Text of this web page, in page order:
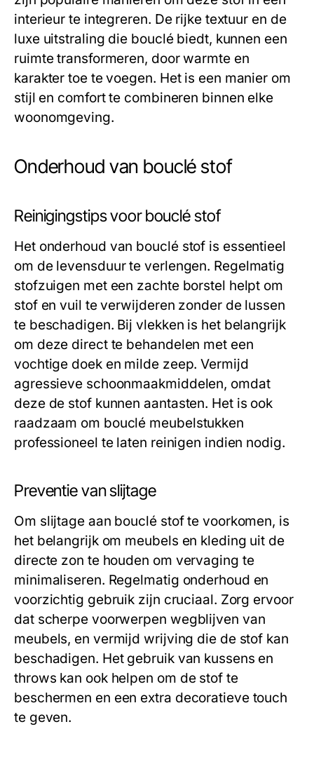
interieur te integreren. De rijke textuur en de
luxe uitstraling die bouclé biedt, kunnen een
ruimte transformeren, door warmte en
karakter toe te voegen. Het is een manier om
stijl en comfort te combineren binnen elke
woonomgeving.
Onderhoud van bouclé stof
Reinigingstips voor bouclé stof
Het onderhoud van bouclé stof is essentieel
om de levensduur te verlengen. Regelmatig
stofzuigen met een zachte borstel helpt om
stof en vuil te verwijderen zonder de lussen
te beschadigen. Bij vlekken is het belangrijk
om deze direct te behandelen met een
vochtige doek en milde zeep. Vermijd
agressieve schoonmaakmiddelen, omdat
deze de stof kunnen aantasten. Het is ook
raadzaam om bouclé meubelstukken
professioneel te laten reinigen indien nodig.
Preventie van slijtage
Om slijtage aan bouclé stof te voorkomen, is
het belangrijk om meubels en kleding uit de
directe zon te houden om vervaging te
minimaliseren. Regelmatig onderhoud en
voorzichtig gebruik zijn cruciaal. Zorg ervoor
dat scherpe voorwerpen wegblijven van
meubels, en vermijd wrijving die de stof kan
beschadigen. Het gebruik van kussens en
throws kan ook helpen om de stof te
beschermen en een extra decoratieve touch
te geven.